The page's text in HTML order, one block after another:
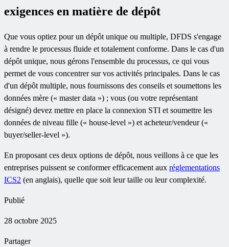
exigences en matière de dépôt
Que vous optiez pour un dépôt unique ou multiple, DFDS s'engage
à rendre le processus fluide et totalement conforme. Dans le cas d'un
dépôt unique, nous gérons l'ensemble du processus, ce qui vous
permet de vous concentrer sur vos activités principales. Dans le cas
d'un dépôt multiple, nous fournissons des conseils et soumettons les
données mère (« master data ») ; vous (ou votre représentant
désigné) devez mettre en place la connexion STI et soumettre les
données de niveau fille (« house-level ») et acheteur/vendeur («
buyer/seller-level »).
En proposant ces deux options de dépôt, nous veillons à ce que les
entreprises puissent se conformer efficacement aux réglementations
ICS2 (en anglais), quelle que soit leur taille ou leur complexité.
Publié
28 octobre 2025
Partager